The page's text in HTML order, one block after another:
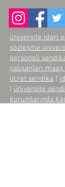
üniversite idari
sözleşme
personeli
çalışanları
ücret sendika
üniversite
kurumlarında